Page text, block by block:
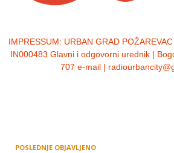
IMPRESSUM: URBAN GRAD
IN000483 Glavni i odgovorni urednik |
707 e-mail |
POSLEDNJE OBJAVLJENO